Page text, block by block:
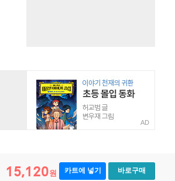
AD
15,120원 카트에 넣기 바로구매